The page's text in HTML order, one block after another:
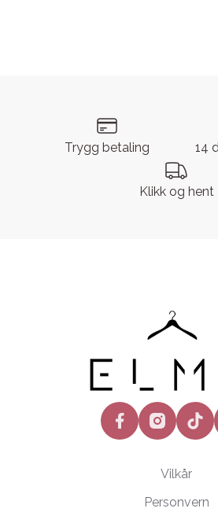
Trygg betaling 14
Klikk og hent
facebookinstagramtiktok
Vilkår
Personvern